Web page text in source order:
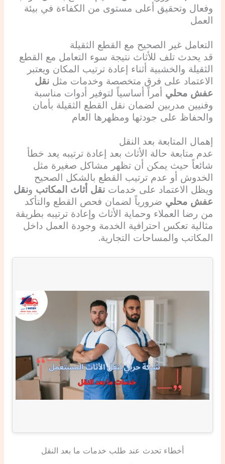
وفعال وتحقيق أعلى مستوى من الكفاءة في بيئة
العمل
التعامل غير الصحيح مع القطع الثقيلة
قد يحدث تلف للأثاث نتيجة سوء التعامل مع القطع
الثقيلة والخشبية أثناء إعادة ترتيب المكان ويعتبر
الاعتماد على فرق متخصصة وخدمات مثل نقل
عفش محلي أمراً أساسياً لتوفير أدوات مناسبة
وفنيين مدربين لضمان نقل القطع الثقيلة بأمان
والحفاظ على جودتها ومظهرها العام
إهمال المتابعة بعد النقل
عدم متابعة حالة الأثاث بعد إعادة ترتيبه يعد خطأ
شائعاً حيث يمكن أن تظهر مشاكل صغيرة مثل
الخدوش أو عدم ترتيب القطع بالشكل الصحيح
ويظل الاعتماد على خدمات نقل أثاث المكاتب ونقل
عفش محلي ضرورياً لضمان فحص القطع والتأكد
من رضا العملاء وحماية الأثاث وإعادة ترتيبه بطريقة
مثالية تعكس احترافية الخدمة وجودة العمل داخل
المكاتب والمساحات التجارية.
أخطاء تحدث عند طلب خدمات ما بعد النقل